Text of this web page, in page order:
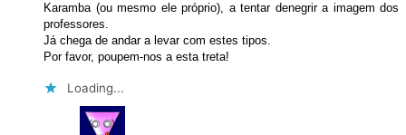
Karamba (ou mesmo ele próprio), a tentar denegrir a imagem dos
professores.
Já chega de andar a levar com estes tipos.
Por favor, poupem-nos a esta treta!
Loading...